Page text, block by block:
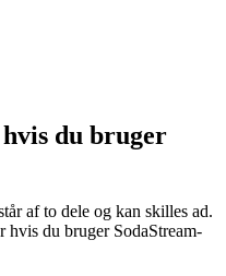
du bruger
af to dele og kan skilles ad.
hvis du bruger SodaStream-